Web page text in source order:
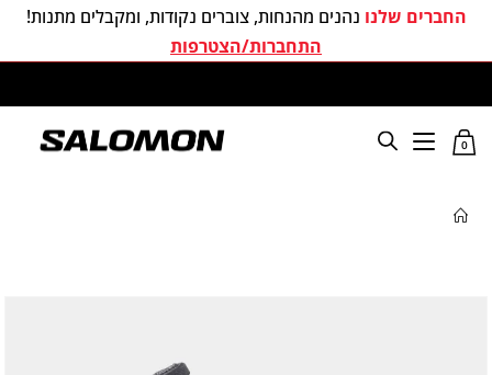
החברים שלנו נהנים מהנחות, צוברים נקודות, ומקבלים מתנות!
התחברות/הצטרפות
0